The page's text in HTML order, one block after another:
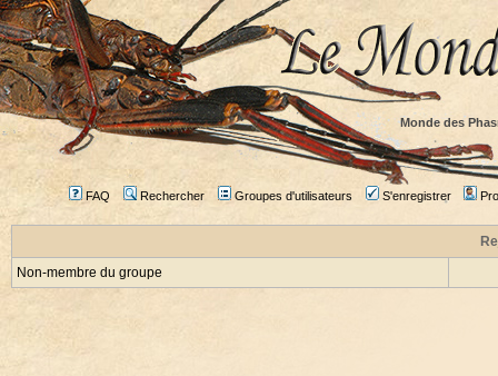
Monde des
FAQ Rechercher Groupes d'utilisateurs S'enregistrer
Non-membre du groupe